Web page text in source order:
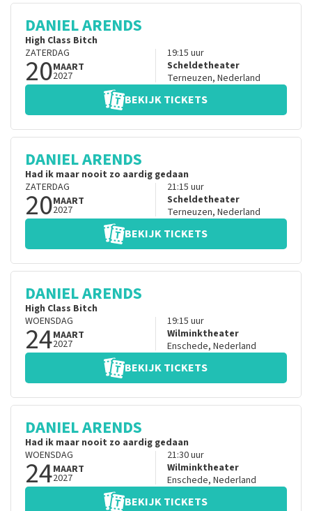
DANIEL ARENDS
High Class Bitch
ZATERDAG
20MAART
2027
19:15 uur
Scheldetheater
Terneuzen, Nederland
BEKIJK TICKETS
DANIEL ARENDS
Had ik maar nooit zo aardig gedaan
ZATERDAG
20MAART
2027
21:15 uur
Scheldetheater
Terneuzen, Nederland
BEKIJK TICKETS
DANIEL ARENDS
High Class Bitch
WOENSDAG
24MAART
2027
19:15 uur
Wilminktheater
Enschede, Nederland
BEKIJK TICKETS
DANIEL ARENDS
Had ik maar nooit zo aardig gedaan
WOENSDAG
24MAART
2027
21:30uur
Wilminktheater
Enschede, Nederland
BEKIJK TICKETS